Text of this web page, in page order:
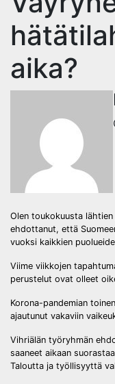
aika?
Olen toukokuusta
ehdottanut, että
vuoksi kaikkien
Viime viikkojen
perustelut ovat olleet
Korona-pandemian
ajautunut vakaviin
Vihriälän työryhmän
saaneet aikaan
Taloutta ja työllisyyttä